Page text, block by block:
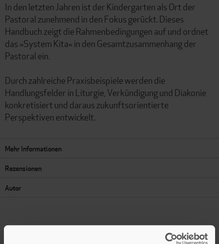
In den letzten Jahren ist der Kindergarten als Ort der
Pastoral zunehmend in den Fokus gerückt. Dieses
Handbuch zeigt die Rahmenbedingungen auf und ordnet
das »System Kita« in den Gesamtzusammenhang der
Pastoral ein.
Durch zahlreiche Praxisbeispiele werden die
Handlungsfelder in Liturgie, Verkündigung und Diakonie
konkretisiert und daraus zukunftsorientierte
Perspektiven entwickelt.
Mehr Informationen
Rezensionen
Autor